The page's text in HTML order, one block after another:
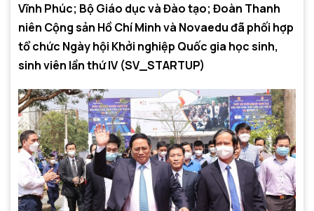
Vĩnh Phúc; Bộ Giáo dục và Đào tạo; Đoàn Thanh
niên Cộng sản Hồ Chí Minh và Novaedu đã phối hợp
tổ chức Ngày hội Khởi nghiệp Quốc gia học sinh,
sinh viên lần thứ IV (SV_STARTUP)